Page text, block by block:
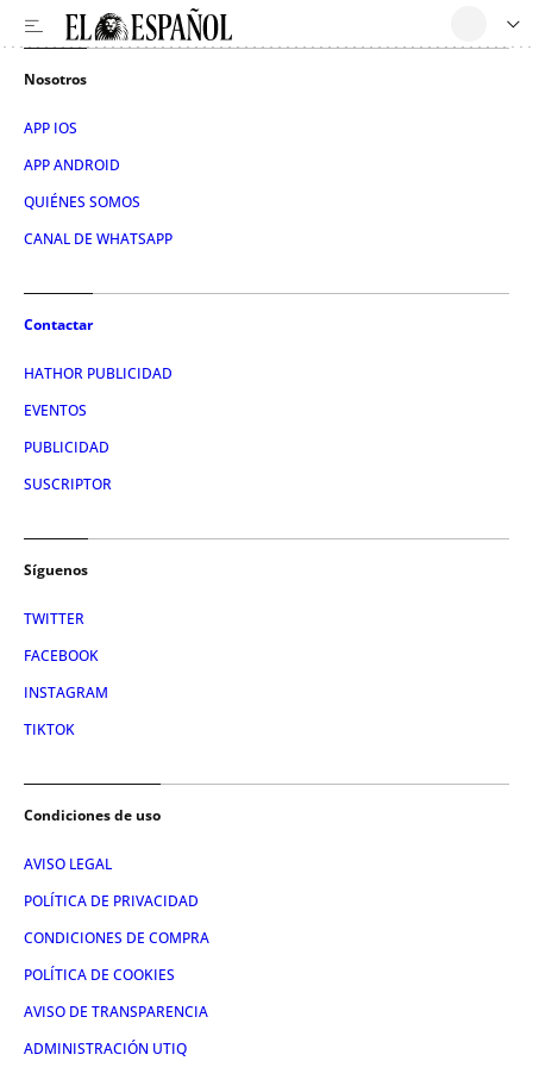
Nosotros
APP IOS
APP ANDROID
QUIÉNES SOMOS
CANAL DE WHATSAPP
Contactar
HATHOR PUBLICIDAD
EVENTOS
PUBLICIDAD
SUSCRIPTOR
Síguenos
TWITTER
FACEBOOK
INSTAGRAM
TIKTOK
Condiciones de uso
AVISO LEGAL
POLÍTICA DE PRIVACIDAD
CONDICIONES DE COMPRA
POLÍTICA DE COOKIES
AVISO DE TRANSPARENCIA
ADMINISTRACIÓN UTIQ